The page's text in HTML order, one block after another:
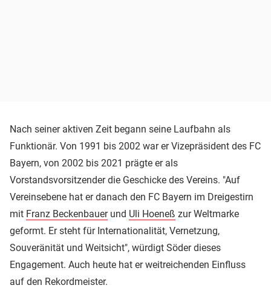
Nach seiner aktiven Zeit begann seine Laufbahn als
Funktionär. Von 1991 bis 2002 war er Vizepräsident des FC
Bayern, von 2002 bis 2021 prägte er als
Vorstandsvorsitzender die Geschicke des Vereins. "Auf
Vereinsebene hat er danach den FC Bayern im Dreigestirn
mit Franz Beckenbauerund Uli Hoeneß zur Weltmarke
geformt. Er steht für Internationalität, Vernetzung,
Souveränität und Weitsicht", würdigt Söder dieses
Engagement. Auch heute hat er weitreichenden Einfluss
auf den Rekordmeister.